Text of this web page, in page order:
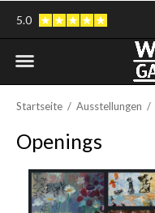
5.0
Startseite Ausstellungen
Openings